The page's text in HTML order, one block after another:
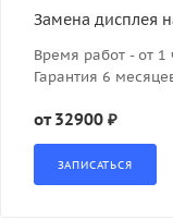
Замена дисплея
Время работ - от 1
Гарантия 6
от 32900 ₽